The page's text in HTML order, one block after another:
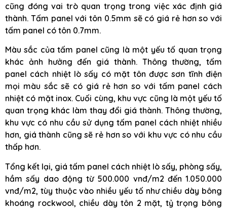
cũng đóng vai trò quan trọng trong việc xác định giá
thành. Tấm panel với tôn 0.5mm sẽ có giá rẻ hơn so với
tấm panel có tôn 0.7mm.
Màu sắc của tấm panel cũng là một yếu tố quan trọng
khác ảnh hưởng đến giá thành. Thông thường, tấm
panel cách nhiệt lò sấy có mặt tôn được sơn tĩnh điện
mọi màu sắc sẽ có giá rẻ hơn so với tấm panel cách
nhiệt có mặt inox. Cuối cùng, khu vực cũng là một yếu tố
quan trọng khác làm thay đổi giá thành. Thông thường,
khu vực có nhu cầu sử dụng tấm panel cách nhiệt nhiều
hơn, giá thành cũng sẽ rẻ hơn so với khu vực có nhu cầu
thấp hơn.
Tổng kết lại, giá tấm panel cách nhiệt lò sấy, phòng sấy,
hầm sấy dao động từ 500.000 vnđ/m2 đến 1.050.000
vnđ/m2, tùy thuộc vào nhiều yếu tố như chiều dày bông
khoáng rockwool, chiều dày tôn 2 mặt, tỷ trọng bông